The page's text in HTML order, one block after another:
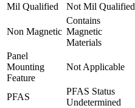
Mil Qualified
Not Mil Qualified
Non Magnetic
Contains
Magnetic
Materials
Panel
Mounting
Feature
Not Applicable
PFAS
PFAS Status
Undetermined